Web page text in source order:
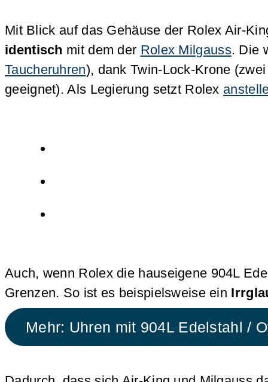
Mit Blick auf das Gehäuse der Rolex Air-
identisch mit dem der Rolex Milgauss. Die
Taucheruhren), dank Twin-Lock-Krone
geeignet). Als Legierung setzt Rolex
Auch, wenn Rolex die hauseigene 904L
Grenzen. So ist es beispielsweise ein
Mehr: Uhren mit 904L Edelstahl /